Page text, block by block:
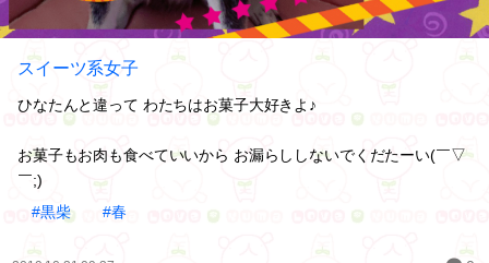
スイーツ系女子
ひなたんと違って わたちはお菓子大好きよ♪
お菓子もお肉も食べていいから お漏らししないでくだたーい(￣▽
￣;)
#黒柴
#春